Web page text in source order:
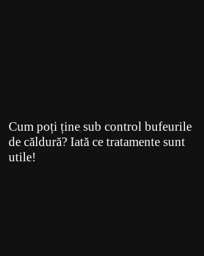
Cum poți ține sub control bufeurile
de căldură? Iată ce tratamente sunt
utile!